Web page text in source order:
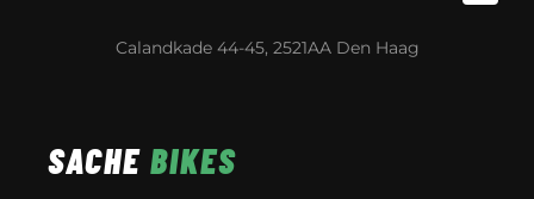
Calandkade 44-45, 2521AA Den Haag
SACHE BIKES